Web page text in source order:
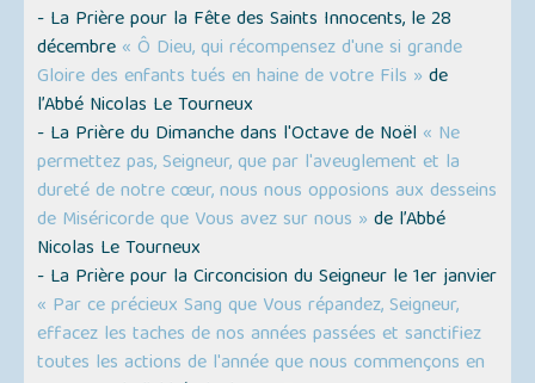
- La Prière pour la Fête des Saints Innocents, le 28
décembre « Ô Dieu, qui récompensez d'une si grande
Gloire des enfants tués en haine de votre Fils »de
l’Abbé Nicolas Le Tourneux
- La Prière du Dimanche dans l'Octave de Noël « Ne
permettez pas, Seigneur, que par l'aveuglement et la
dureté de notre cœur, nous nous opposions aux desseins
de Miséricorde que Vous avez sur nous » de l’Abbé
Nicolas Le Tourneux
- La Prière pour la Circoncision du Seigneur le 1er janvier
« Par ce précieux Sang que Vous répandez, Seigneur,
effacez les taches de nos années passées et sanctifiez
toutes les actions de l'année que nous commençons en